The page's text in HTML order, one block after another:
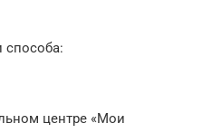
способа:
центре «Мои